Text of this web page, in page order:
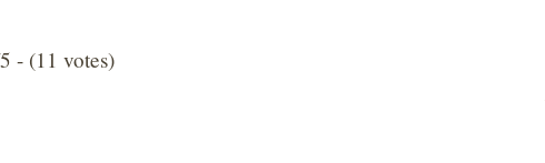
- (11 votes)